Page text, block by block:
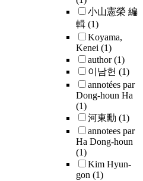
小山憲榮 編
輯 (1)
Koyama,
Kenei (1)
author(1)
이남헌 (1)
annotées par
Dong-houn Ha
(1)
河東勳 (1)
annotees par
Ha Dong-houn
(1)
Kim Hyun-
gon (1)